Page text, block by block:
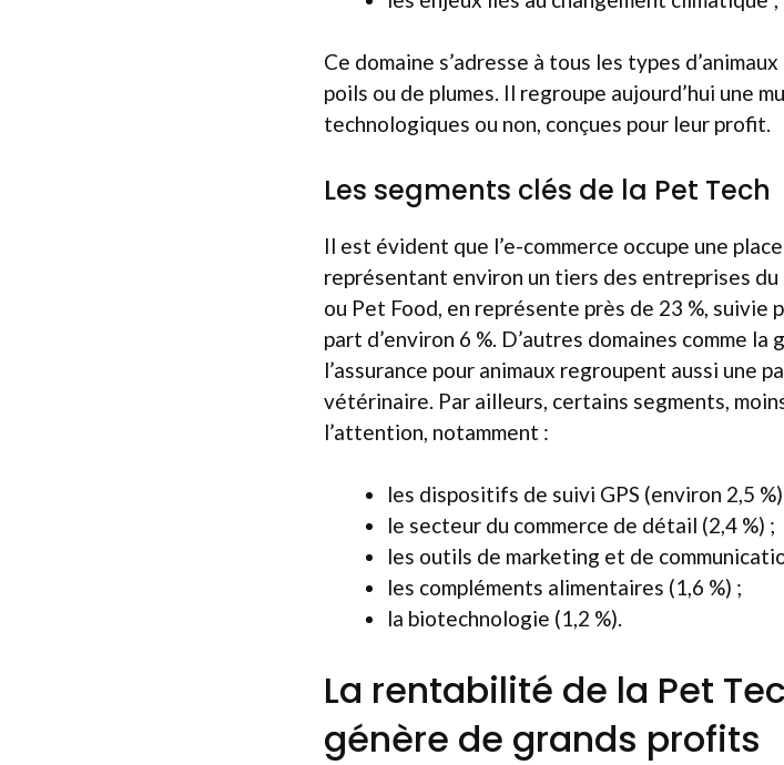
Ce domaine s’adresse à tous les types
poils ou de plumes. Il regroupe aujourd’hui une
technologiques ou non, conçues pour leur profit.
Les segments clés de la Pet Tech
Il est évident que l’e-commerce occupe une
représentant environ un tiers des entreprises du
ou Pet Food, en représente près de 23 %, suivie
part d’environ 6 %. D’autres domaines comme la
l’assurance pour animaux regroupent aussi une
vétérinaire. Par ailleurs, certains segments,
l’attention, notamment :
les dispositifs de suivi GPS (environ 2,5
le secteur du commerce de détail (2,4 %) ;
les outils de marketing et de
les compléments alimentaires (1,6 %) ;
la biotechnologie (1,2 %).
La rentabilité de la Pet
génère de grands profits